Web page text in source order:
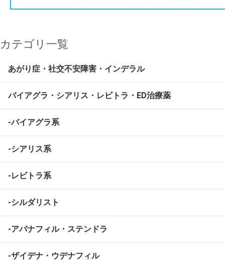
カテゴリ一覧
あがり症・社交不安障害・インデラル
バイアグラ・シアリス・レビトラ・ED治療薬
-バイアグラ系
-シアリス系
-レビトラ系
-シルダリスト
-アバナフィル・ステンドラ
-ザイデナ・ウデナフィル